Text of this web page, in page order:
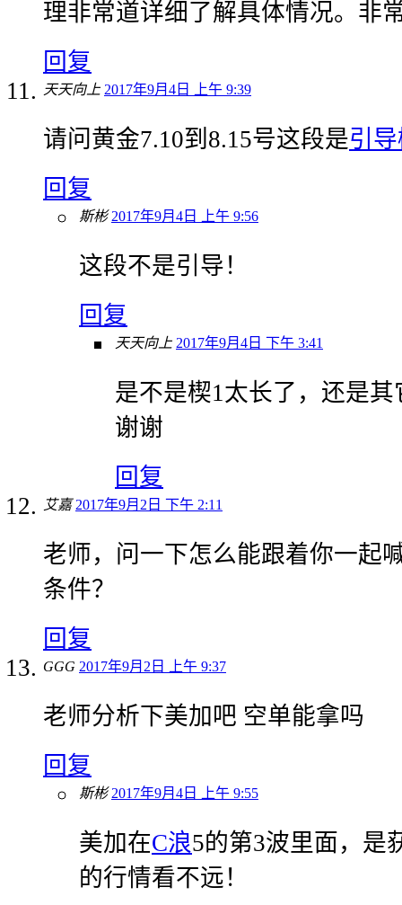
理非常道详细了解具体情况。非
回复
天天向上 2017年9月4日 上午 9:39
请问黄金7.10到8.15号这段是引
回复
斯彬 2017年9月4日 上午 9:56
这段不是引导！
回复
天天向上 2017年9月4日 下午 3:41
是不是楔1太长了，还是
谢谢
回复
艾嘉 2017年9月2日 下午 2:11
老师，问一下怎么能跟着你一起
条件？
回复
GGG 2017年9月2日 上午 9:37
老师分析下美加吧 空单能拿吗
回复
斯彬 2017年9月4日 上午 9:55
美加在C浪5的第3波里面，是
的行情看不远！